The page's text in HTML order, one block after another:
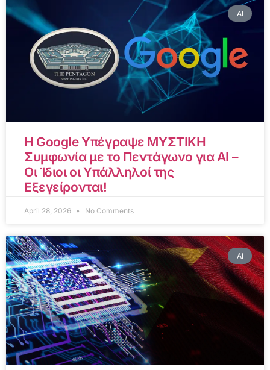
AI
Η Google Υπέγραψε ΜΥΣΤΙΚΗ
Συμφωνία με το Πεντάγωνο για AI –
Οι Ίδιοι οι Υπάλληλοί της
Εξεγείρονται!
April 28, 2026 No Comments
AI